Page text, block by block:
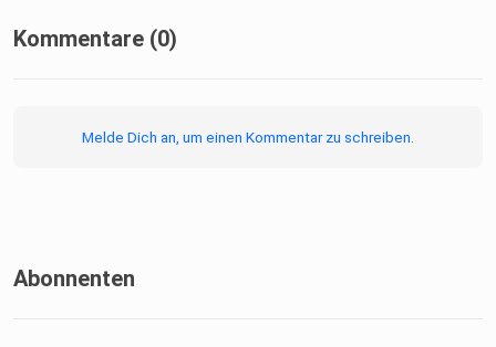
Kommentare (0)
Melde Dich an, um einen Kommentar zu schreiben.
Abonnenten